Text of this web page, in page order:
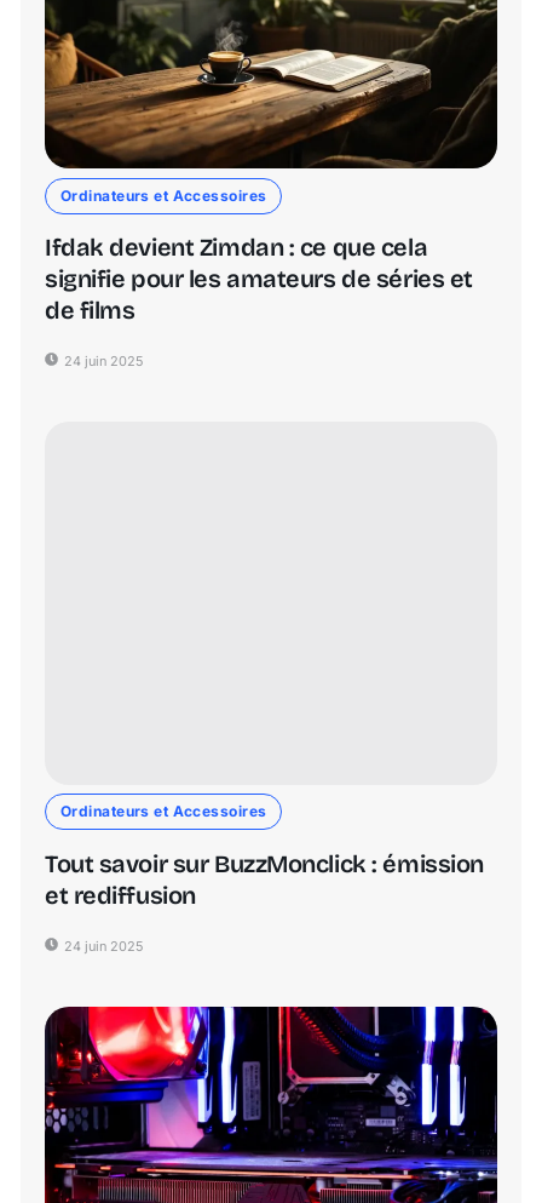
Ordinateurs et Accessoires
Ifdak devient Zimdan : ce que cela
signifie pour les amateurs de séries et
de films
24 juin 2025
Ordinateurs et Accessoires
Tout savoir sur BuzzMonclick : émission
et rediffusion
24 juin 2025